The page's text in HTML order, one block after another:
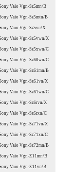
Vaio Vgn-Sz5mn/B
Vaio Vgn-Sz5mtn/B
Vaio Vgn-Sz5vn/X
Vaio Vgn-Sz5vwn/X
Vaio Vgn-Sz5xwn/C
Vaio Vgn-Sz60wn/C
Vaio Vgn-Sz61mn/B
Vaio Vgn-Sz61vn/X
Vaio Vgn-Sz61wn/C
Vaio Vgn-Sz6rvn/X
Vaio Vgn-Sz6rxn/C
Vaio Vgn-Sz71vn/X
Vaio Vgn-Sz71xn/C
Vaio Vgn-Sz72mn/B
Vaio Vgn-Z11mn/B
Vaio Vgn-Z11vn/B